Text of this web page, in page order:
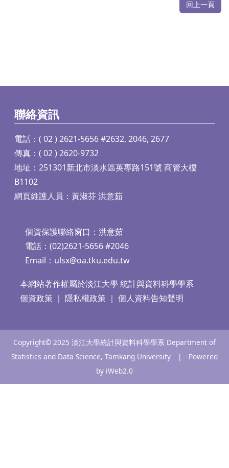
回上一頁
聯絡資訊
電話：( 02 ) 2621-5656 #2632, 2046, 2677
傳真：( 02 ) 2620-9732
地址：251301新北市淡水區英專路151號 商管大樓
B1102
網頁維護人員：黃淑芬 洪意茹
個資保護聯絡窗口：洪意茹
電話：(02)2621-5656 #2046
Email： ulsx@oa.tku.edu.tw
本網站著作權屬於淡江大學 統計與資料科學學系
個資政策｜ 隱私權政策｜ 個人資料告知聲明
Copyright© 2025 淡江大學統計與資料科學學系 Department of
Statistics and Data Science, Tamkang University | Powered
by iWeb2.0